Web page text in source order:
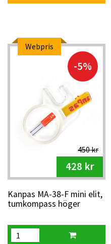
Webpris
-5%
450 kr
428 kr
Kanpas MA-38-F mini elit,
tumkompass höger